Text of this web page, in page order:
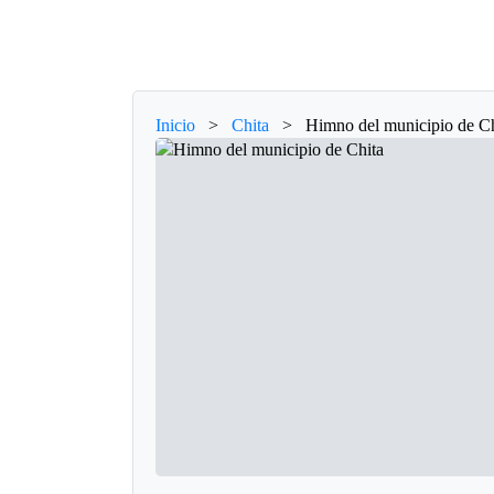
Inicio > Chita > Himno del municipio de